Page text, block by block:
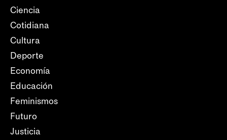
Ciencia
Cotidiana
Cultura
Deporte
Economía
Educación
Feminismos
Futuro
Justicia